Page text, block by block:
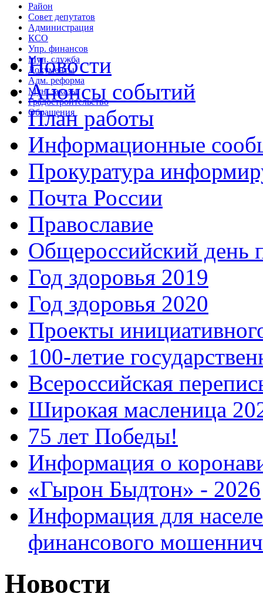
Район
Совет депутатов
Администрация
КСО
Упр. финансов
Мун. служба
Документы
Адм. реформа
Мун. заказы
Градостроительство
Обращения
Новости
Анонсы событий
План работы
Информационные
Прокуратура
Почта России
Православие
Общероссийский день
Год здоровья 2019
Год здоровья 2020
Проекты
100-летие
Всероссийская
Широкая масленица
75 лет Победы!
Информация о
«Гырон Быдтон» - 2026
Информация для
финансового
Новости